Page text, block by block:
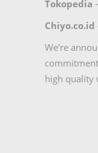
Tokopedia
Chiyo.co.id
We’re
high quality